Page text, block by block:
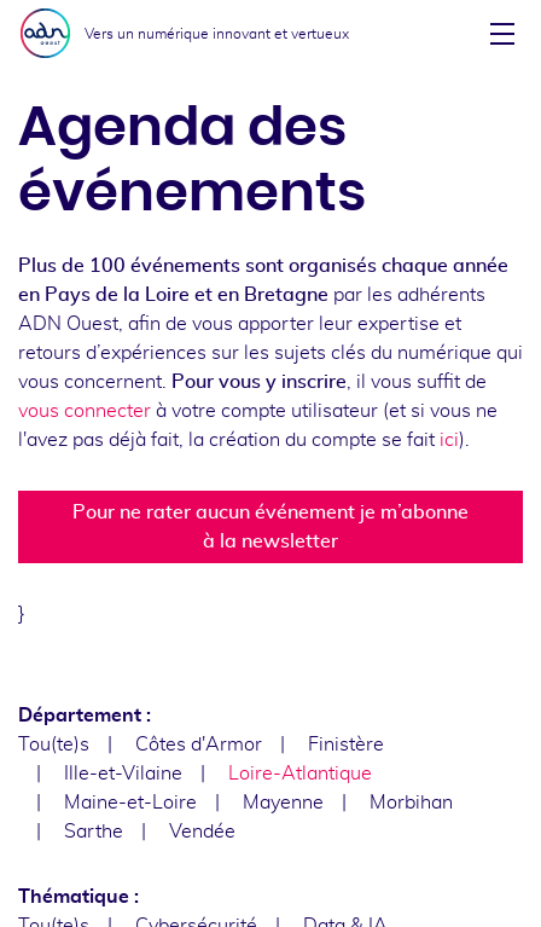
Aller au menu
Aller au contenu
Vers un numérique innovant et vertueux
Agenda des
événements
Plus de 100 événements sont organisés chaque année
en Pays de la Loire et en Bretagne par les adhérents
ADN Ouest, afin de vous apporter leur expertise et
retours d’expériences sur les sujets clés du numérique qui
vous concernent.
Pour vous y inscrire , il vous suffit de
vous connecter à votre compte utilisateur (et si vous ne
l'avez pas déjà fait, la création du compte se fait ici).
Pour ne rater aucun événement je m’abonne
à la newsletter
}
Département :
Tou(te)s
Côtes d'Armor
Finistère
Ille-et-Vilaine
Loire-Atlantique
Maine-et-Loire
Mayenne
Morbihan
Sarthe
Vendée
Thématique :